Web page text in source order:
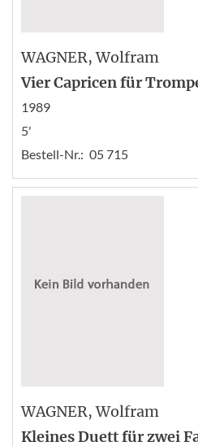
WAGNER, Wolfram
Vier Capricen für
1989
5'
Bestell-Nr.: 05 715
WAGNER, Wolfram
Kleines Duett für zwei